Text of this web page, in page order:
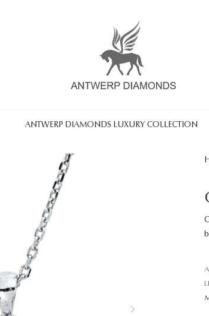
ANTWERP DIAMONDS LUXURY COLLECTION